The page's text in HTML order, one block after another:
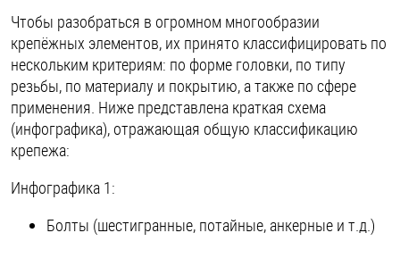
Крюки, кольца с метрической резьбой
Крюки, кольца с шурупной резьбой
Оснастка и аксессуары для яхт
Чтобы разобраться в огромном многообразии
крепёжных элементов, их принято классифицировать по
нескольким критериям: по форме головки, по типу
резьбы, по материалу и покрытию, а также по сфере
применения. Ниже представлена краткая схема
(инфографика), отражающая общую классификацию
крепежа:
Инфографика 1:
Болты (шестигранные, потайные, анкерные и т.д.)